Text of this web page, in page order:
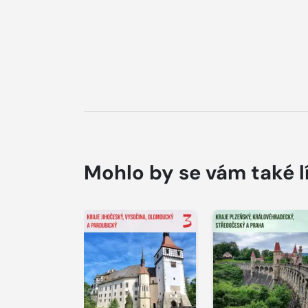
Mohlo by se vám také